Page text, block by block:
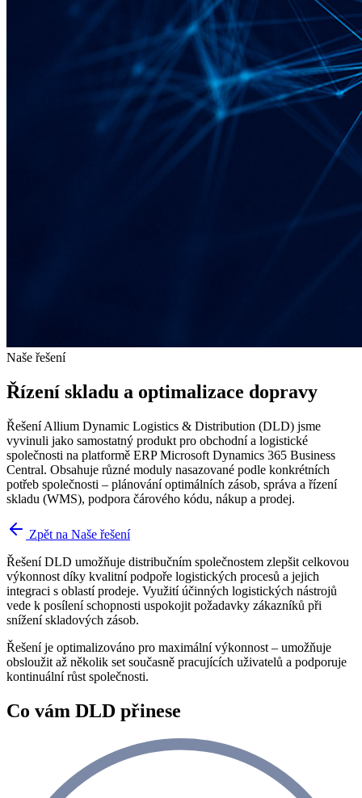
Naše řešení
Řízení skladu a optimalizace dopravy
Řešení Allium Dynamic Logistics & Distribution (DLD) jsme
vyvinuli jako samostatný produkt pro obchodní a logistické
společnosti na platformě ERP Microsoft Dynamics 365 Business
Central. Obsahuje různé moduly nasazované podle konkrétních
potřeb společnosti – plánování optimálních zásob, správa a řízení
skladu (WMS), podpora čárového kódu, nákup a prodej.
Zpět na Naše řešení
Řešení DLD umožňuje distribučním společnostem zlepšit celkovou
výkonnost díky kvalitní podpoře logistických procesů a jejich
integraci s oblastí prodeje. Využití účinných logistických nástrojů
vede k posílení schopnosti uspokojit požadavky zákazníků při
snížení skladových zásob.
Řešení je optimalizováno pro maximální výkonnost – umožňuje
obsloužit až několik set současně pracujících uživatelů a podporuje
kontinuální růst společnosti.
Co vám DLD přinese